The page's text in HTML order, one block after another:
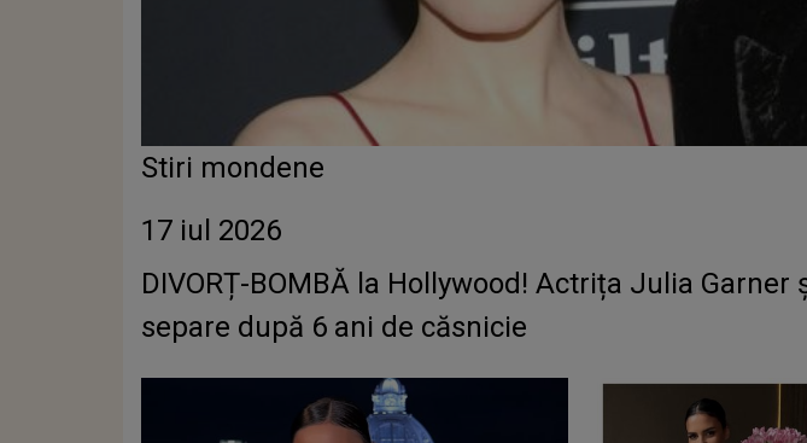
Stiri mondene
17 iul 2026
DIVORȚ-BOMBĂ la Hollywood! Actrița Julia
separe după 6 ani de căsnicie